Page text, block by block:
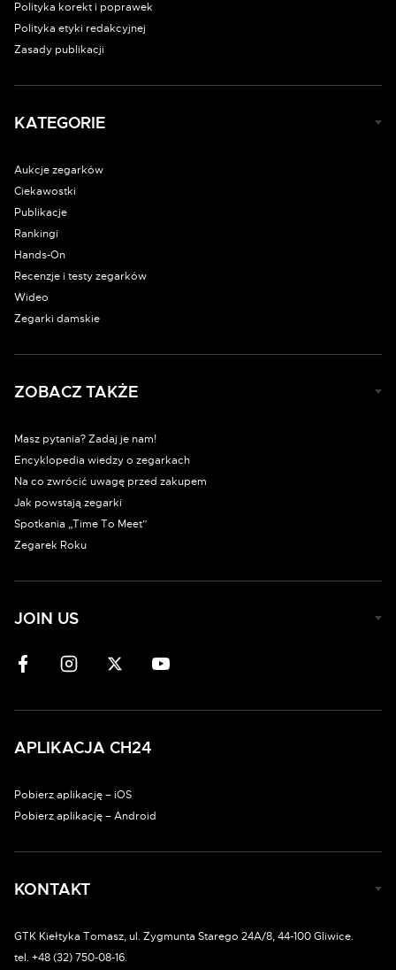
Polityka korekt i poprawek
Polityka etyki redakcyjnej
Zasady publikacji
KATEGORIE
Aukcje zegarków
Ciekawostki
Publikacje
Rankingi
Hands-On
Recenzje i testy zegarków
Wideo
Zegarki damskie
ZOBACZ TAKŻE
Masz pytania? Zadaj je nam!
Encyklopedia wiedzy o zegarkach
Na co zwrócić uwagę przed zakupem
Jak powstają zegarki
Spotkania „Time To Meet”
Zegarek Roku
JOIN US
APLIKACJA CH24
Pobierz aplikację – iOS
Pobierz aplikację – Android
KONTAKT
GTK Kiełtyka Tomasz, ul. Zygmunta Starego 24A/8, 44-100 Gliwice.
tel. +48 (32) 750-08-16.